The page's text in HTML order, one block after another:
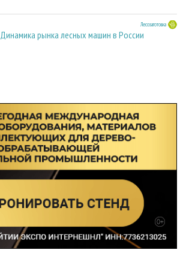
Лесозаготовка
Динамика рынка лесных машин в России